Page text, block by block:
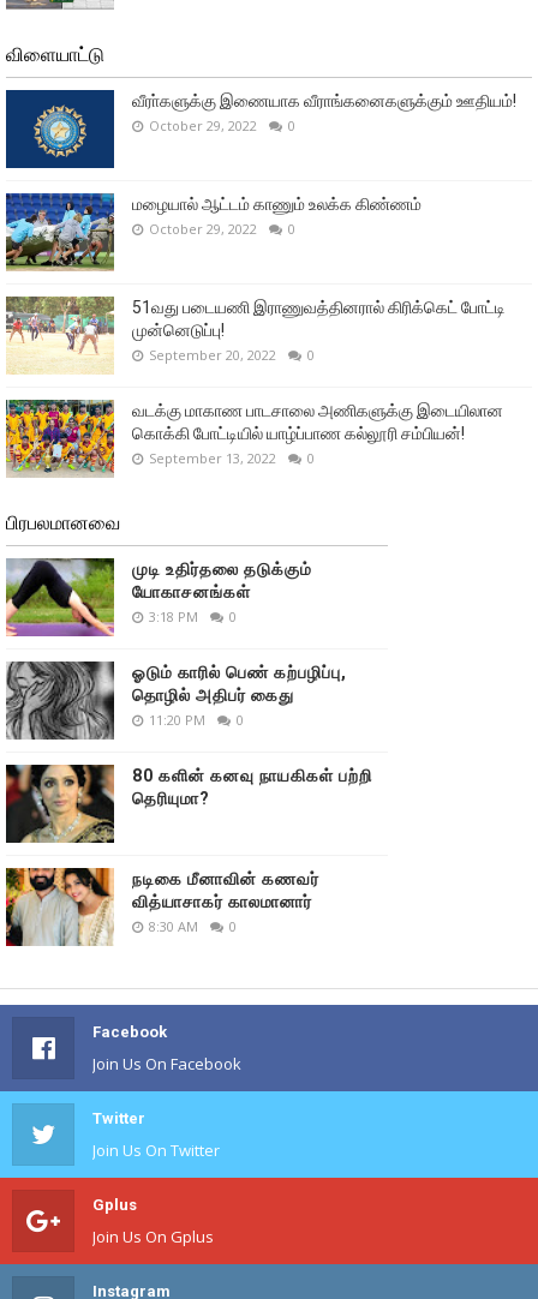
விளையாட்டு
வீரா்களுக்கு இணையாக வீராங்கனைகளுக்கும் ஊதியம்!
October 29, 2022 0
மழையால் ஆட்டம் காணும் உலக்க கிண்ணம்
October 29, 2022 0
51வது படையணி இராணுவத்தினரால் கிரிக்கெட் போட்டி
முன்னெடுப்பு!
September 20, 2022 0
வடக்கு மாகாண பாடசாலை அணிகளுக்கு இடையிலான
கொக்கி போட்டியில் யாழ்ப்பாண கல்லூரி சம்பியன்!
September 13, 2022 0
பிரபலமானவை
முடி உதிர்தலை தடுக்கும்
யோகாசனங்கள்
3:18 PM 0
ஓடும் காரில் பெண் கற்பழிப்பு,
தொழில் அதிபர் கைது
11:20 PM 0
80 களின் கனவு நாயகிகள் பற்றி
தெரியுமா?
நடிகை மீனாவின் கணவர்
வித்யாசாகர் காலமானார்
8:30 AM 0
Facebook
Join Us On Facebook
Twitter
Join Us On Twitter
Gplus
Join Us On Gplus
Instagram